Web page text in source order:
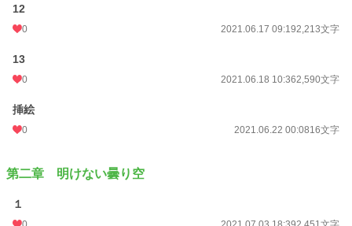
12
0 2021.06.17 09:192,213文字
13
0 2021.06.18 10:362,590文字
挿絵
0 2021.06.22 00:0816文字
第二章 明けない曇り空
１